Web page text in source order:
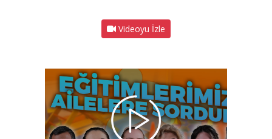
Videoyu İzle